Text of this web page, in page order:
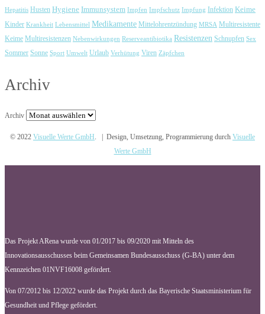
Hepatitis Husten Hygiene Immunsystem Impfen Impfschutz Impfung Infektion Keime
Kinder Krankheit Lebensmittel Medikamente Mittelohrentzündung MRSA Multiresistente
Keime Multiresistenzen Nebenwirkungen Reserveantibiotika Resistenzen Schnupfen Sex
Sommer Sonne Sport Umwelt Urlaub Verhütung Viren Zäpfchen
Archiv
Archiv
© 2022 Visuelle Werte GmbH. | Design, Umsetzung, Programmierung durch Visuelle
Werte GmbH
Das Projekt ARena wurde von 01/2017 bis 09/2020 mit Mitteln des
Innovationsausschusses beim Gemeinsamen Bundesausschuss (G-BA) unter dem
Kennzeichen 01NVF16008 gefördert.
Von 07/2012 bis 12/2022 wurde das Projekt durch das Bayerische Staatsministerium für
Gesundheit und Pflege gefördert.